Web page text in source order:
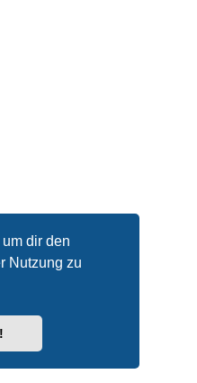
dir den
Nutzung zu